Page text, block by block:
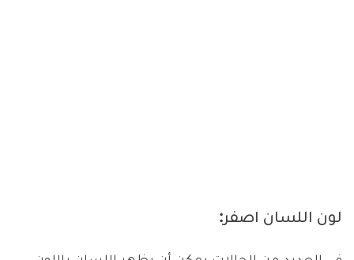
لون اللسان اصفر: